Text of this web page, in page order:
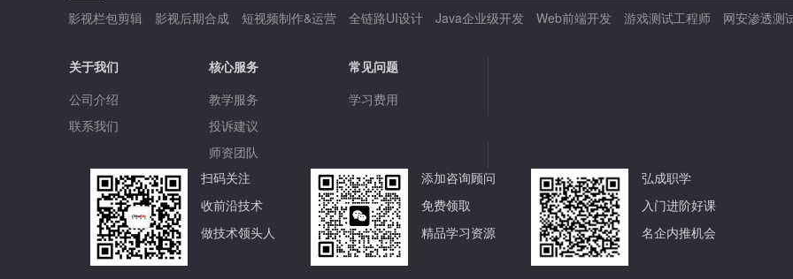
影视栏包剪辑 影视后期合成 短视频制作&运营 全链路UI设计 Java企业级开发 Web前端开发 游戏测试工程师 网安渗透测
关于我们 核心服务
常见问题
公司介绍
教学服务
学习费用
联系我们
投诉建议
师资团队
扫码关注
收前沿技术
做技术领头人
添加咨询顾问
免费领取
精品学习资源
弘成职学
入门进阶好课
名企内推机会